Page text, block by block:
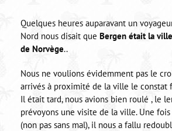
Quelques heures auparavant un
Nord nous disait que Bergen était la
de Norvège..
Nous ne voulions évidemment pas le
arrivés à proximité de la ville le constat
Il était tard, nous avions bien roulé , le
prévoyons une visite de la ville. Une
(non pas sans mal), il nous a fallu